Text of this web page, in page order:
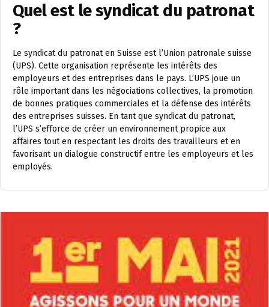
Quel est le syndicat du patronat
?
Le syndicat du patronat en Suisse est l’Union patronale suisse
(UPS). Cette organisation représente les intérêts des
employeurs et des entreprises dans le pays. L’UPS joue un
rôle important dans les négociations collectives, la promotion
de bonnes pratiques commerciales et la défense des intérêts
des entreprises suisses. En tant que syndicat du patronat,
l’UPS s’efforce de créer un environnement propice aux
affaires tout en respectant les droits des travailleurs et en
favorisant un dialogue constructif entre les employeurs et les
employés.